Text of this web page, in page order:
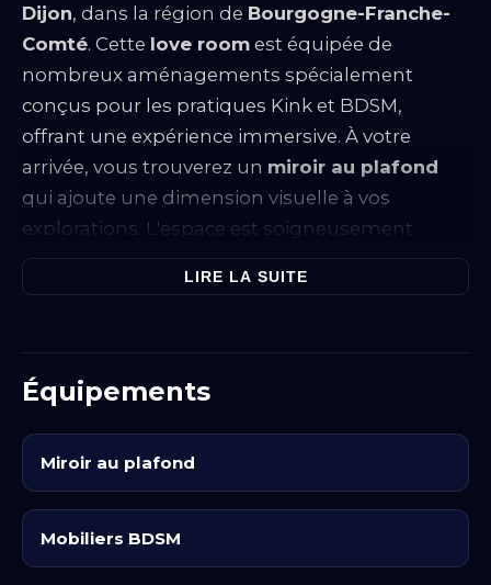
Liens utiles
BlogQui Sommes-Nous
Dijon, dans la région de Bourgogne-Franche-
Comté. Cette love room est équipée de
nombreux aménagements spécialement
conçus pour les pratiques Kink et BDSM,
offrant une expérience immersive. À votre
arrivée, vous trouverez un miroir au plafond
qui ajoute une dimension visuelle à vos
explorations. L'espace est soigneusement
agencé pour faciliter diverses configurations et
pratiques, tout en garantissant confort et
est à votre disposition, permettant de
combiner relaxation et stimulation. Le cadre est
propice à l'expérimentation, avec des
BDSMadaptés, qui invitent à l'exploration de
nouveaux jeux. Les équipements ont été choisis
pour leur qualité et leur fonctionnalité, afin de
LIRE LA SUITE
Équipements
Miroir au plafond
Mobiliers BDSM